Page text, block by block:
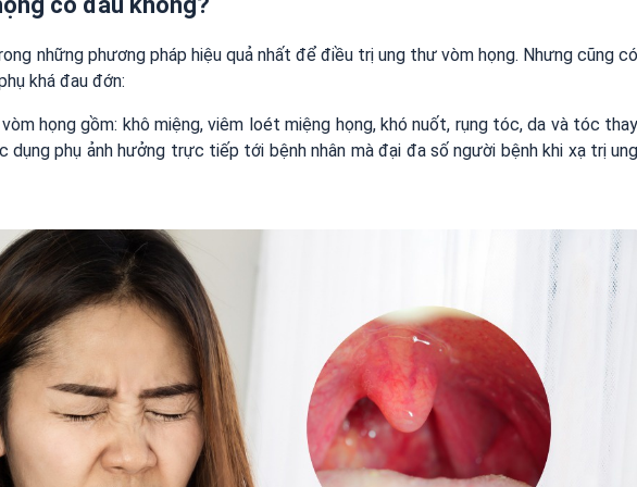
những phương pháp hiệu quả nhất để điều trị ung thư vòm họng. Nhưng cũng có
khá đau đớn:
họng gồm: khô miệng, viêm loét miệng họng, khó nuốt, rụng tóc, da và tóc thay
phụ ảnh hưởng trực tiếp tới bệnh nhân mà đại đa số người bệnh khi xạ trị ung